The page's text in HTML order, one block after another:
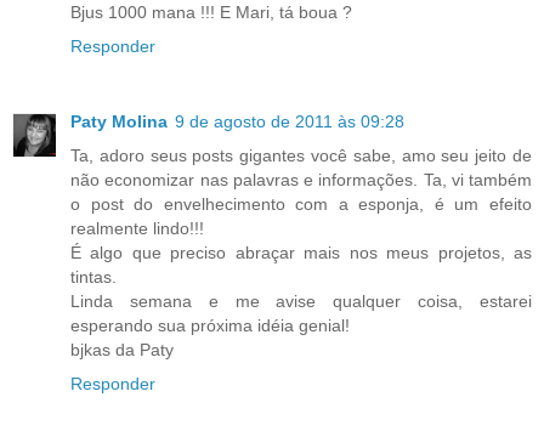
Bjus 1000 mana !!! E Mari, tá boua ?
Responder
Paty Molina 9 de agosto de 2011 às 09:28
Ta, adoro seus posts gigantes você sabe, amo seu jeito de
não economizar nas palavras e informações. Ta, vi também
o post do envelhecimento com a esponja, é um efeito
realmente lindo!!!
É algo que preciso abraçar mais nos meus projetos, as
tintas.
Linda semana e me avise qualquer coisa, estarei
esperando sua próxima idéia genial!
bjkas da Paty
Responder